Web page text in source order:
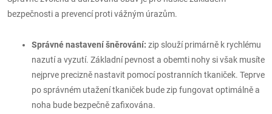
bezpečnosti a prevencí proti vážným úrazům.
Správné nastavení šněrování: zip slouží primárně k rychlému
nazutí a vyzutí. Základní pevnost a obemti nohy si však musíte
nejprve precizně nastavit pomocí postranních tkaniček. Teprve
po správném utažení tkaniček bude zip fungovat optimálně a
noha bude bezpečně zafixována.